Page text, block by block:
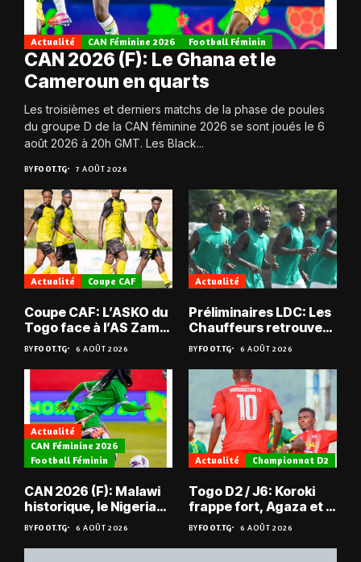
Actualité CAN Féminine 2026 Football Féminin
CAN 2026 (F): Le Ghana et le
Cameroun en quarts
Les troisièmes et derniers matchs de la phase de poules
du groupe D de la CAN féminine 2026 se sont joués le 6
août 2026 à 20h GMT. Les Black...
BYFOOT.TG 7 AOÛT 2026
Actualité Coupe CAF
Coupe CAF: L’ASKO du
Togo face à l’AS Zam
du Niger
BYFOOT.TG 6 AOÛT 2026
Actualité
Préliminaires LDC: Les
Chauffeurs retrouvent
les Mimos
BYFOOT.TG 6 AOÛT 2026
Actualité
CAN Féminine 2026
Football Féminin
CAN 2026 (F): Malawi
historique, le Nigeria
sauvé, la Zambie
éliminée
BYFOOT.TG 6 AOÛT 2026
Actualité Championnat D2
Togo D2 / J6: Koroki
frappe fort, Agaza et la
JCA assurent,
suspense avant Sara
FC – Doumbé FC
BYFOOT.TG 6 AOÛT 2026